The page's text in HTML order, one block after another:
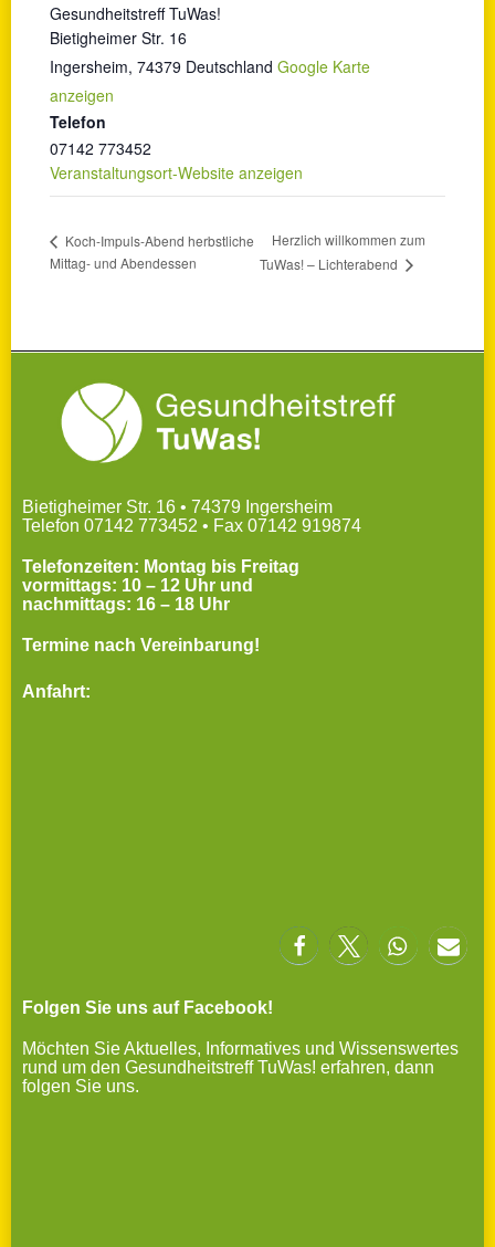
Gesundheitstreff TuWas!
Bietigheimer Str. 16
Ingersheim, 74379 Deutschland Google Karte
anzeigen
Telefon
07142 773452
Veranstaltungsort-Website anzeigen
Koch-Impuls-Abend herbstliche
Mittag- und Abendessen
Herzlich willkommen zum
TuWas! – Lichterabend
Bietigheimer Str. 16 • 74379 Ingersheim
Telefon 07142 773452 • Fax 07142 919874
Telefonzeiten: Montag bis Freitag
vormittags: 10 – 12 Uhr und
nachmittags: 16 – 18 Uhr
Termine nach Vereinbarung!
Anfahrt:
Folgen Sie uns auf Facebook!
Möchten Sie Aktuelles, Informatives und Wissenswertes
rund um den Gesundheitstreff TuWas! erfahren, dann
folgen Sie uns.